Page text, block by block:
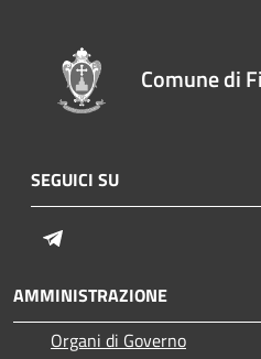
Comune di
SEGUICI SU
AMMINISTRAZIONE
Organi di Governo